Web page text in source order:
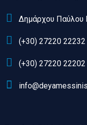
Δημάρχου
(+30) 27220 22232
(+30) 27220 22202